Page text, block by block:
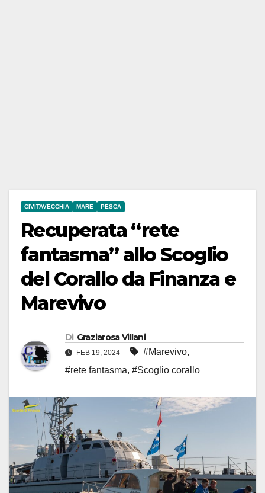
CIVITAVECCHIA MARE PESCA
Recuperata “rete
fantasma” allo Scoglio
del Corallo da Finanza e
Marevivo
Di Graziarosa Villani
FEB 19, 2024 #Marevivo,
#rete fantasma, #Scoglio corallo